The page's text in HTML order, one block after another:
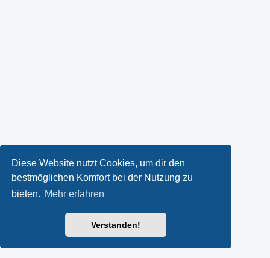
Diese Website nutzt Cookies, um dir den
bestmöglichen Komfort bei der Nutzung zu
bieten. Mehr erfahren
Verstanden!